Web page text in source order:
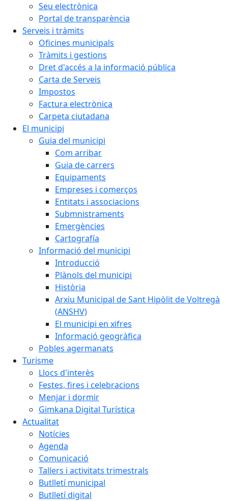
Seu electrònica
Portal de transparència
Serveis i tràmits
Oficines municipals
Tràmits i gestions
Dret d'accés a la informació pública
Carta de Serveis
Impostos
Factura electrònica
Carpeta ciutadana
El municipi
Guia del municipi
Com arribar
Guia de carrers
Equipaments
Empreses i comerços
Entitats i associacions
Submnistraments
Emergències
Cartografía
Informació del municipi
Introducció
Plànols del municipi
Història
Arxiu Municipal de Sant Hipòlit de Voltregà
(ANSHV)
El municipi en xifres
Informació geogràfica
Pobles agermanats
Turisme
Llocs d'interès
Festes, fires i celebracions
Menjar i dormir
Gimkana Digital Turística
Actualitat
Notícies
Agenda
Comunicació
Tallers i activitats trimestrals
Butlletí municipal
Butlletí digital